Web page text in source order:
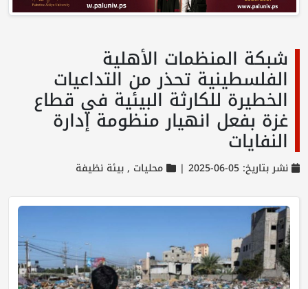
شبكة المنظمات الأهلية
الفلسطينية تحذر من التداعيات
الخطيرة للكارثة البيئية في قطاع
غزة بفعل انهيار منظومة إدارة
النفايات
نشر بتاريخ: 05-06-2025 | محليات ,بيئة نظيفة